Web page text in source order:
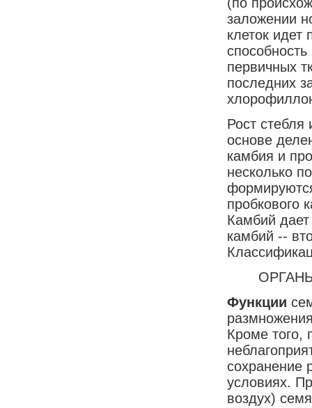
заложении
клеток идет
первичных
последних
Рост
основе
камбия и
несколько
пробкового
Камбий
камбий --
Функции
Кроме того,
сохранение
условиях.
воздух)